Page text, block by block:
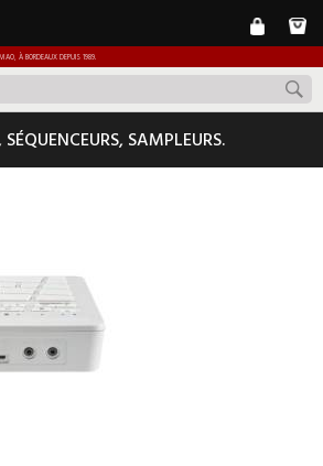
À BORDEAUX DEPUIS 1989.
SAMPLEURS.
30